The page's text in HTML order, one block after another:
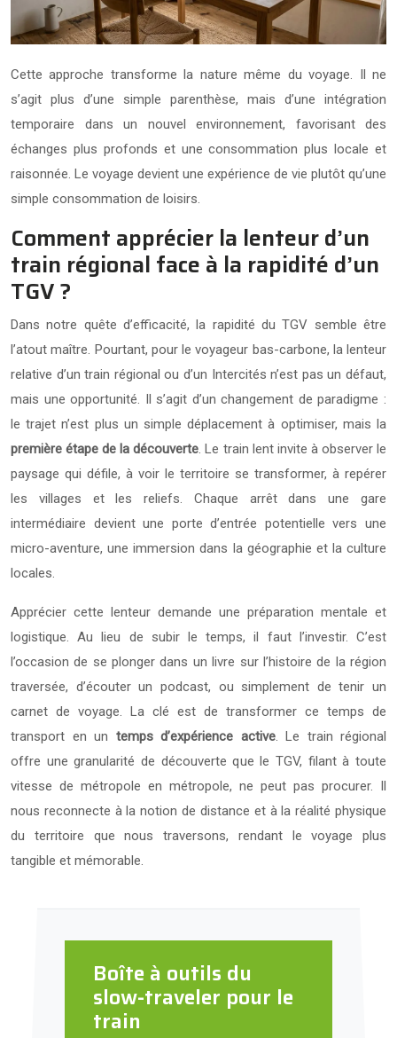
Cette approche transforme la nature même du voyage. Il ne
s’agit plus d’une simple parenthèse, mais d’une intégration
temporaire dans un nouvel environnement, favorisant des
échanges plus profonds et une consommation plus locale et
raisonnée. Le voyage devient une expérience de vie plutôt qu’une
simple consommation de loisirs.
Comment apprécier la lenteur d’un
train régional face à la rapidité d’un
TGV ?
Dans notre quête d’efficacité, la rapidité du TGV semble être
l’atout maître. Pourtant, pour le voyageur bas-carbone, la lenteur
relative d’un train régional ou d’un Intercités n’est pas un défaut,
mais une opportunité. Il s’agit d’un changement de paradigme :
le trajet n’est plus un simple déplacement à optimiser, mais la
première étape de la découverte . Le train lent invite à observer le
paysage qui défile, à voir le territoire se transformer, à repérer
les villages et les reliefs. Chaque arrêt dans une gare
intermédiaire devient une porte d’entrée potentielle vers une
micro-aventure, une immersion dans la géographie et la culture
locales.
Apprécier cette lenteur demande une préparation mentale et
logistique. Au lieu de subir le temps, il faut l’investir. C’est
l’occasion de se plonger dans un livre sur l’histoire de la région
traversée, d’écouter un podcast, ou simplement de tenir un
carnet de voyage. La clé est de transformer ce temps de
transport en un temps d’expérience active. Le train régional
offre une granularité de découverte que le TGV, filant à toute
vitesse de métropole en métropole, ne peut pas procurer. Il
nous reconnecte à la notion de distance et à la réalité physique
du territoire que nous traversons, rendant le voyage plus
tangible et mémorable.
Boîte à outils du
slow-traveler pour le
train